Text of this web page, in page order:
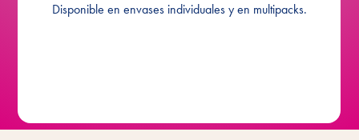
Disponible en envases individuales y en multipacks.